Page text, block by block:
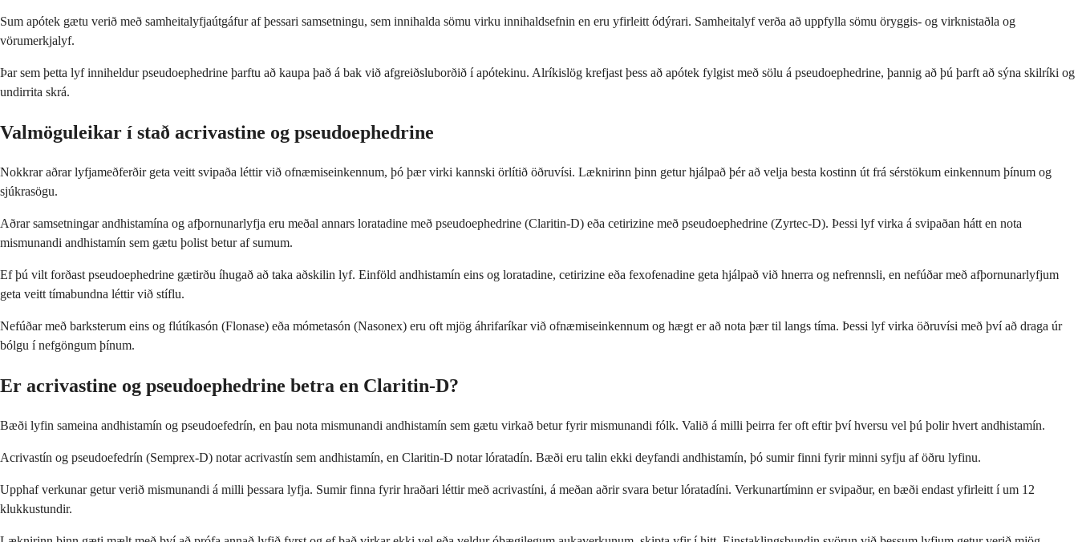
Sum apótek gætu verið með samheitalyfjaútgáfur af þessari samsetningu, sem innihalda sömu virku innihaldsefnin en eru yfirleitt ódýrari. Samheitalyf verða að uppfylla sömu öryggis- og virknistaðla og
vörumerkjalyf.
Þar sem þetta lyf inniheldur pseudoephedrine þarftu að kaupa það á bak við afgreiðsluborðið í apótekinu. Alríkislög krefjast þess að apótek fylgist með sölu á pseudoephedrine, þannig að þú þarft að sýna skilríki og
undirrita skrá.
Valmöguleikar í stað acrivastine og pseudoephedrine
Nokkrar aðrar lyfjameðferðir geta veitt svipaða léttir við ofnæmiseinkennum, þó þær virki kannski örlítið öðruvísi. Læknirinn þinn getur hjálpað þér að velja besta kostinn út frá sérstökum einkennum þínum og
sjúkrasögu.
Aðrar samsetningar andhistamína og afþornunarlyfja eru meðal annars loratadine með pseudoephedrine (Claritin-D) eða cetirizine með pseudoephedrine (Zyrtec-D). Þessi lyf virka á svipaðan hátt en nota
mismunandi andhistamín sem gætu þolist betur af sumum.
Ef þú vilt forðast pseudoephedrine gætirðu íhugað að taka aðskilin lyf. Einföld andhistamín eins og loratadine, cetirizine eða fexofenadine geta hjálpað við hnerra og nefrennsli, en nefúðar með afþornunarlyfjum
geta veitt tímabundna léttir við stíflu.
Nefúðar með barksterum eins og flútíkasón (Flonase) eða mómetasón (Nasonex) eru oft mjög áhrifaríkar við ofnæmiseinkennum og hægt er að nota þær til langs tíma. Þessi lyf virka öðruvísi með því að draga úr
bólgu í nefgöngum þínum.
Er acrivastine og pseudoephedrine betra en Claritin-D?
Bæði lyfin sameina andhistamín og pseudoefedrín, en þau nota mismunandi andhistamín sem gætu virkað betur fyrir mismunandi fólk. Valið á milli þeirra fer oft eftir því hversu vel þú þolir hvert andhistamín.
Acrivastín og pseudoefedrín (Semprex-D) notar acrivastín sem andhistamín, en Claritin-D notar lóratadín. Bæði eru talin ekki deyfandi andhistamín, þó sumir finni fyrir minni syfju af öðru lyfinu.
Upphaf verkunar getur verið mismunandi á milli þessara lyfja. Sumir finna fyrir hraðari léttir með acrivastíni, á meðan aðrir svara betur lóratadíni. Verkunartíminn er svipaður, en bæði endast yfirleitt í um 12
klukkustundir.